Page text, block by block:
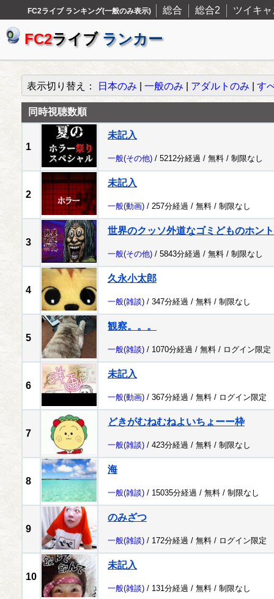
FC2ライブ ランキング(一般のみ表示) 総合 総合2 ツイキャ
FC2ライブ ランカー
表示切り替え： 日本のみ 一般のみ アダルトのみ す
同時視聴数順
1
未記入
一般(その他) / 5212分経過 / 無料 / 制限なし
2
未記入
一般(動画) / 257分経過 / 無料 / 制限なし
3
世界のクッソ外道なゴミどものホン
一般(その他) / 5843分経過 / 無料 / 制限なし
4
久永小太郎
一般(雑談) / 347分経過 / 無料 / 制限なし
5
観察。。。
一般(雑談) / 1070分経過 / 無料 / ログイン限定
6
未記入
一般(動画) / 367分経過 / 無料 / ログイン限定
7
どきがむねむねよいちょーー枠
一般(雑談) / 423分経過 / 無料 / 制限なし
8
海
一般(雑談) / 15035分経過 / 無料 / 制限なし
9
のみざつ
一般(雑談) / 172分経過 / 無料 / ログイン限定
10
未記入
一般(雑談) / 131分経過 / 無料 / 制限なし